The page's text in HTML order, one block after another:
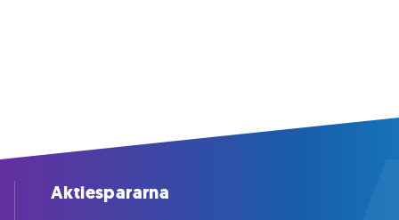
Aktiespararna